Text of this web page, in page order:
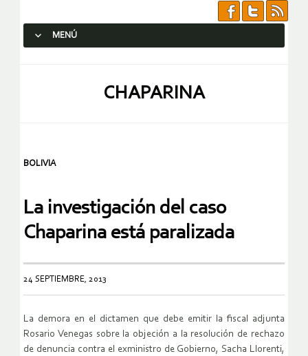
MENÚ
CHAPARINA
BOLIVIA
La investigación del caso
Chaparina está paralizada
24 SEPTIEMBRE, 2013
La demora en el dictamen que debe emitir la fiscal adjunta
Rosario Venegas sobre la objeción a la resolución de rechazo
de denuncia contra el exministro de Gobierno, Sacha Llorenti,